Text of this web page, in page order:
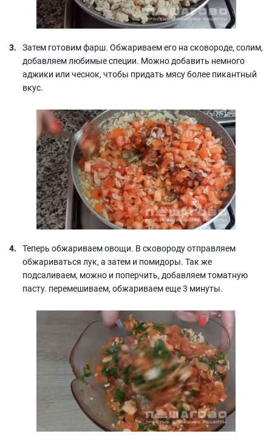
Затем готовим фарш. Обжариваем его на сковороде, солим,
добавляем любимые специи. Можно добавить немного
аджики или чеснок, чтобы придать мясу более пикантный
вкус.
Теперь обжариваем овощи. В сковороду отправляем
обжариваться лук, а затем и помидоры. Так же
подсаливаем, можно и поперчить, добавляем томатную
пасту. перемешиваем, обжариваем еще 3 минуты.